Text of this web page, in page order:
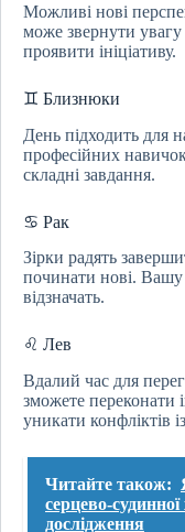
Можливі нові
може звернути
проявити ініціативу.
♊ Близнюки
День підходить для
професійних
складні завдання.
♋ Рак
Зірки радять
починати нові. Вашу
відзначать.
♌ Лев
Вдалий час для
зможете переконати
уникати конфліктів
Читайте також:
серцево-
дослідження